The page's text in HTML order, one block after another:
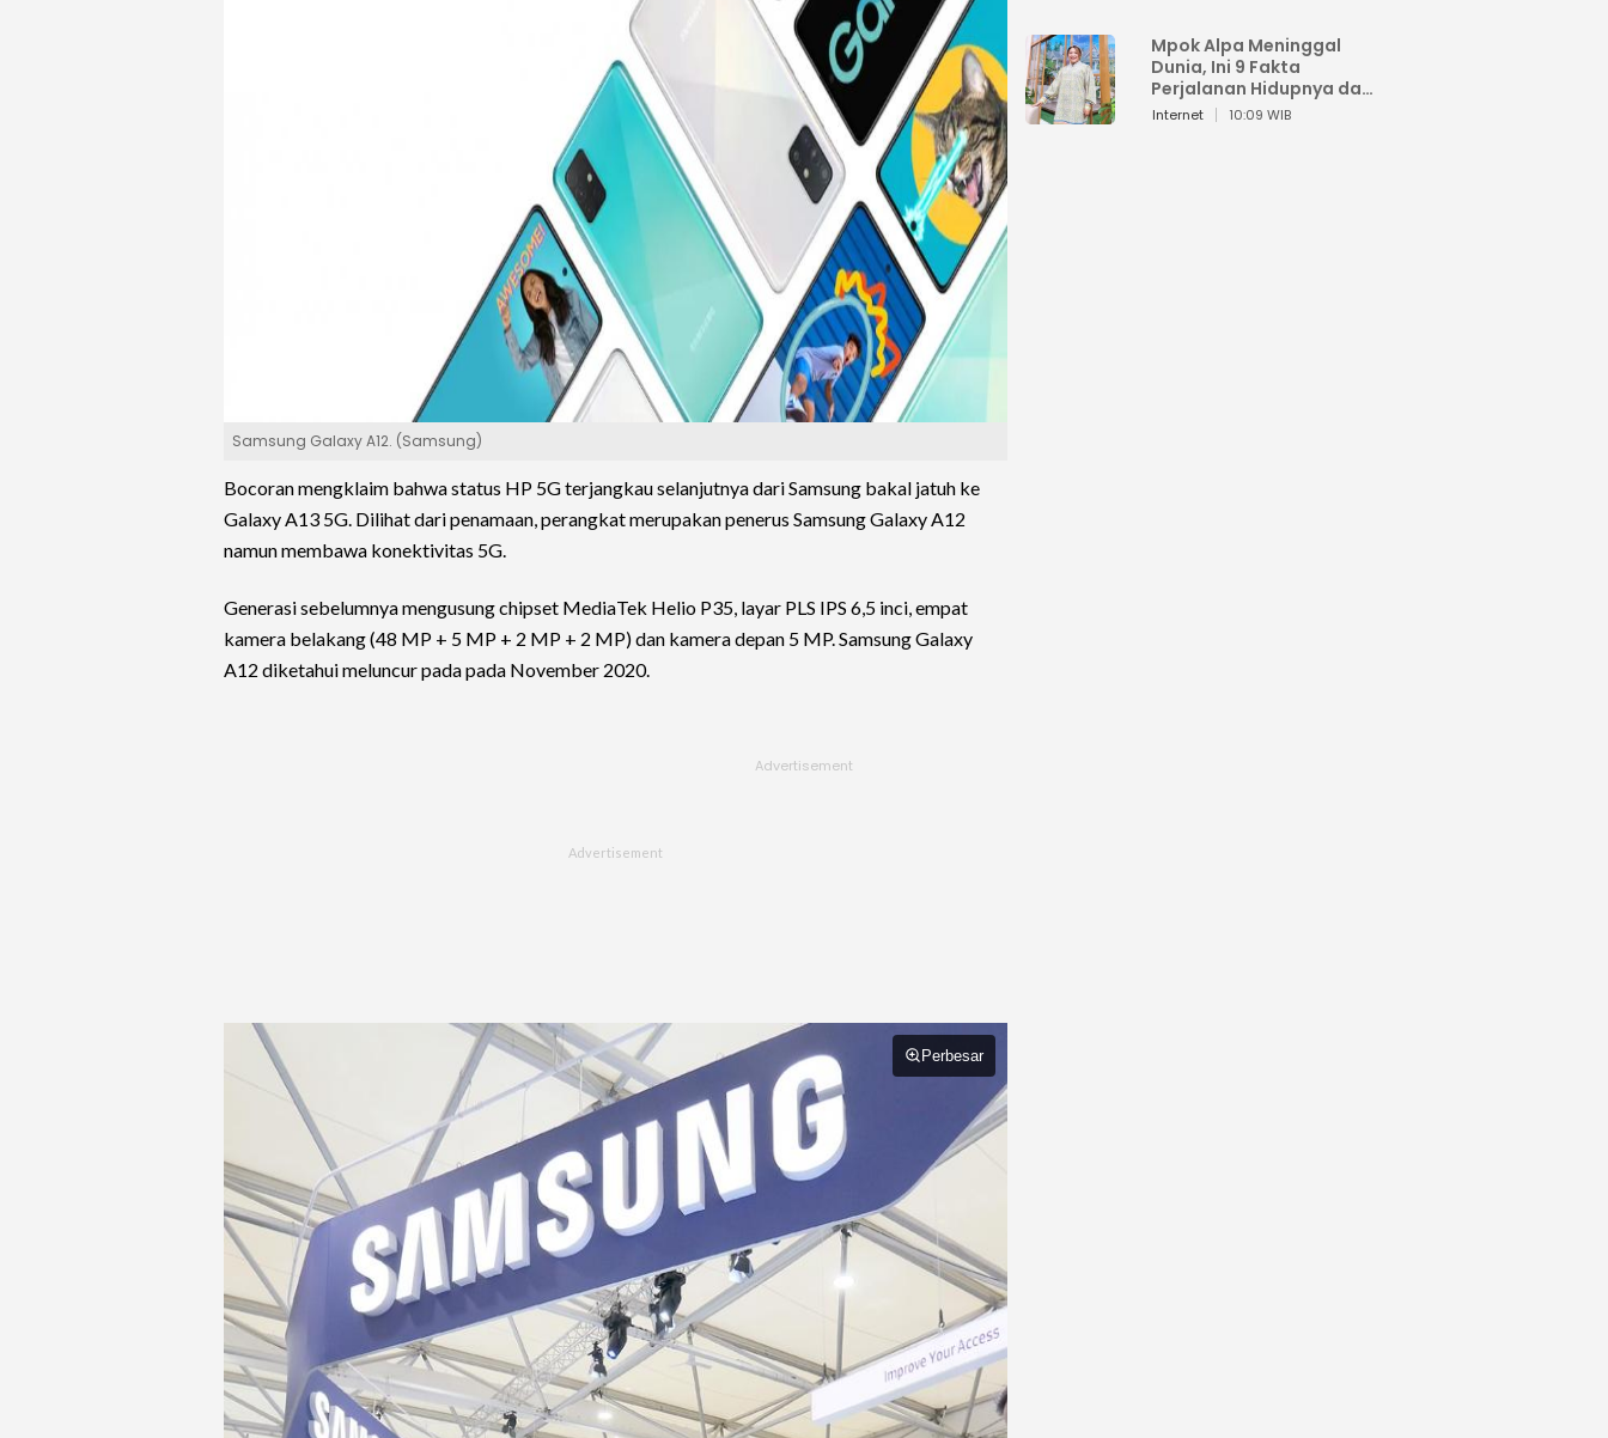
Samsung Galaxy A12. (Samsung)
Bocoran mengklaim bahwa status HP 5G terjangkau selanjutnya dari Samsung bakal jatuh ke
Galaxy A13 5G. Dilihat dari penamaan, perangkat merupakan penerus Samsung Galaxy A12
namun membawa konektivitas 5G.
Generasi sebelumnya mengusung chipset MediaTek Helio P35, layar PLS IPS 6,5 inci, empat
kamera belakang (48 MP + 5 MP + 2 MP + 2 MP) dan kamera depan 5 MP. Samsung Galaxy
A12 diketahui meluncur pada pada November 2020.
Perbesar
Mpok Alpa Meninggal
Dunia, Ini 9 Fakta
Perjalanan Hidupnya dari
Viral hingga Puncak
Internet 10:09 WIB